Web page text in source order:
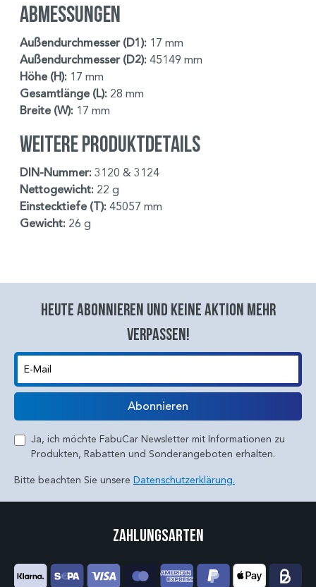
Abmessungen
Außendurchmesser (D1): 17 mm
Außendurchmesser (D2): 45149 mm
Höhe (H): 17 mm
Gesamtlänge (L): 28 mm
Breite (W): 17 mm
Weitere Produktdetails
DIN-Nummer: 3120 & 3124
Nettogewicht: 22 g
Einstecktiefe (T): 45057 mm
Gewicht: 26 g
Heute abonnieren und keine aktion mehr
verpassen!
E-Mail
Abonnieren
Ja, ich möchte FabuCar Newsletter mit Informationen zu
Produkten, Rabatten und Sonderangeboten erhalten.
Bitte beachten Sie unsere Datenschutzerklärung.
Zahlungsarten